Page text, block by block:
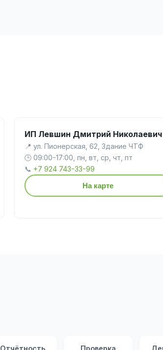
ИП Левшин Дмитрий Николаевич
📍 ул. Пионерская, 62, Здание ЧТФ
🕒 09:00-17:00, пн, вт, ср, чт, пт
📞 +7 924 743-33-99
На карте